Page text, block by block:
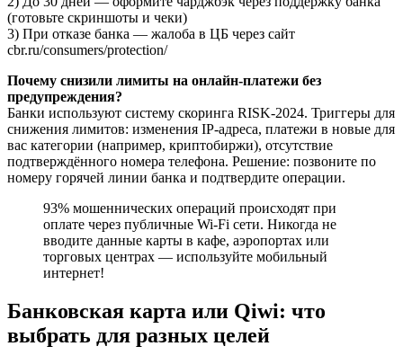
(готовьте скриншоты и чеки)
3) При отказе банка — жалоба в ЦБ через сайт
cbr.ru/consumers/protection/
Почему снизили лимиты на онлайн-платежи без
предупреждения?
Банки используют систему скоринга RISK-2024. Триггеры для
снижения лимитов: изменения IP-адреса, платежи в новые для
вас категории (например, криптобиржи), отсутствие
подтверждённого номера телефона. Решение: позвоните по
номеру горячей линии банка и подтвердите операции.
93% мошеннических операций происходят при
оплате через публичные Wi-Fi сети. Никогда не
вводите данные карты в кафе, аэропортах или
торговых центрах — используйте мобильный
интернет!
Банковская карта или Qiwi: что
выбрать для разных целей